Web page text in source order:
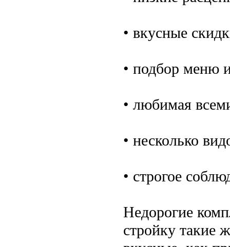
• вкусные
• подбор меню
• любимая
• несколько
• строгое
Недорогие
стройку такие